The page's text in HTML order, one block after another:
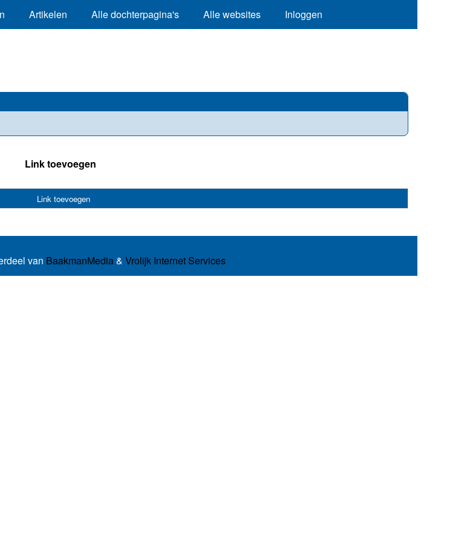
Artikelen Alle dochterpagina's Alle websites Inloggen
Link toevoegen
Link toevoegen
van BaakmanMedia& Vrolijk Internet Services